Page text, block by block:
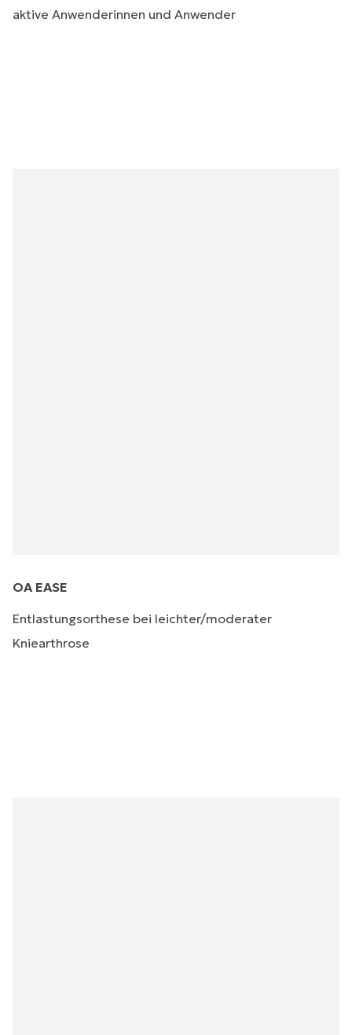
aktive Anwenderinnen und Anwender
OA EASE
Entlastungsorthese bei leichter/moderater
Kniearthrose